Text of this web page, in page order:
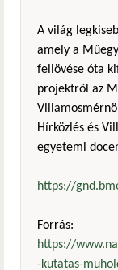
A világ
amely a
fellövése óta
projektről az
Hírközlés és
egyetemi
https://
Forrás:
https://
-kutatas-